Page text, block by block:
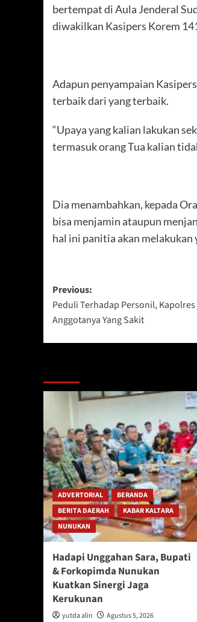
bertempat di Aula Jenderal
diwakilkan Kasipers Korem
Adapun penyampaian
terbaik dari yang terbaik.
“Upaya yang kalian lakukan
termasuk orang Tua kalian
Dia menambahkan, kepada
bisa menjamin ataupun
hal ini panitia akan melakukan
Post
navigation
Previous:
Peduli Terhadap Personil,
Anggotanya Yang Sakit
ADVERTORIAL
BERANDA
BERITA DAERAH
KABAR KALTARA
NUNUKAN
Hadapi Unggahan Sara, Bupati
& Forkopimda Nunukan
Kuatkan Sinergi Jaga
Kerukunan
yutda alin Agustus 5, 2026